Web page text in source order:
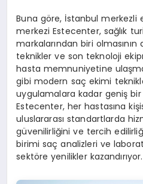
Buna göre, İstanbul merkezli
merkezi Estecenter, sağlık
markalarından biri olmasının
teknikler ve son teknoloji
hasta memnuniyetine
gibi modern saç ekimi
uygulamalara kadar geniş
Estecenter, her hastasına
uluslararası standartlarda
güvenilirliğini ve tercih
birimi saç analizleri ve
sektöre yenilikler kazandırıyor.